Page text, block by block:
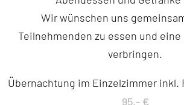
Wir wünschen uns
Teilnehmenden zu essen und eine
verbringen.
Übernachtung im Einzelzimmer
95,- €